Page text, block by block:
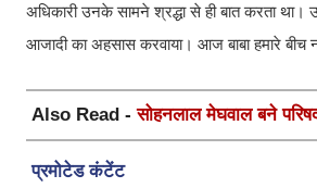
अधिकारी उनके सामने श्रद्धा से ही बात करता था।
आजादी का अहसास करवाया। आज बाबा हमारे
Also Read -सोहनलाल मेघवाल बने